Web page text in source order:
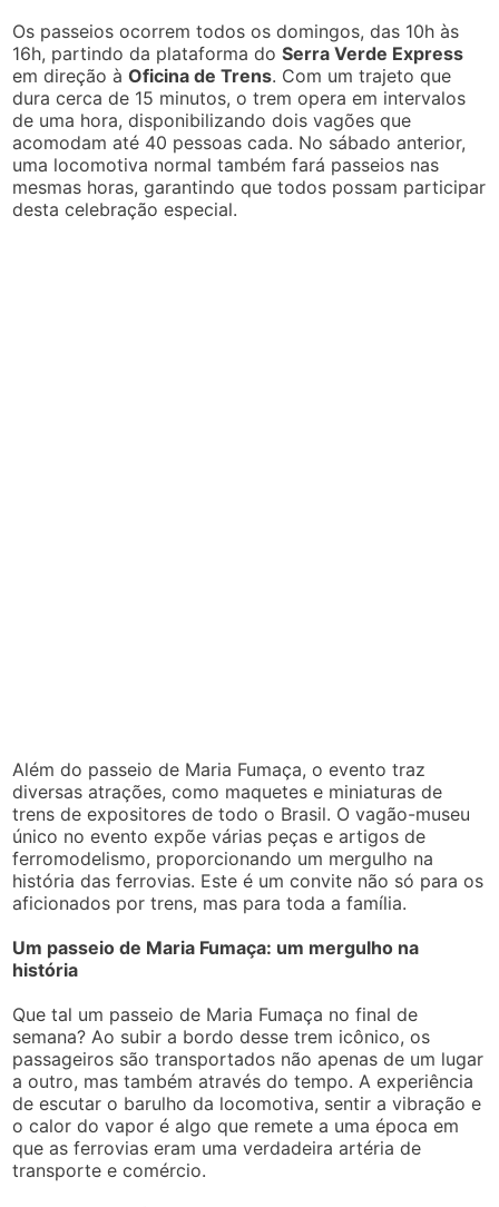
Os passeios ocorrem todos os domingos, das 10h às
16h, partindo da plataforma doSerra Verde Express
em direção àOficina de Trens. Com um trajeto que
dura cerca de 15 minutos, o trem opera em intervalos
de uma hora, disponibilizando dois vagões que
acomodam até 40 pessoas cada. No sábado anterior,
uma locomotiva normal também fará passeios nas
mesmas horas, garantindo que todos possam participar
desta celebração especial.
Além do passeio de Maria Fumaça, o evento traz
diversas atrações, como maquetes e miniaturas de
trens de expositores de todo o Brasil. O vagão-museu
único no evento expõe várias peças e artigos de
ferromodelismo, proporcionando um mergulho na
história das ferrovias. Este é um convite não só para os
aficionados por trens, mas para toda a família.
Um passeio de Maria Fumaça: um mergulho na
história
Que tal um passeio de Maria Fumaça no final de
semana? Ao subir a bordo desse trem icônico, os
passageiros são transportados não apenas de um lugar
a outro, mas também através do tempo. A experiência
de escutar o barulho da locomotiva, sentir a vibração e
o calor do vapor é algo que remete a uma época em
que as ferrovias eram uma verdadeira artéria de
transporte e comércio.